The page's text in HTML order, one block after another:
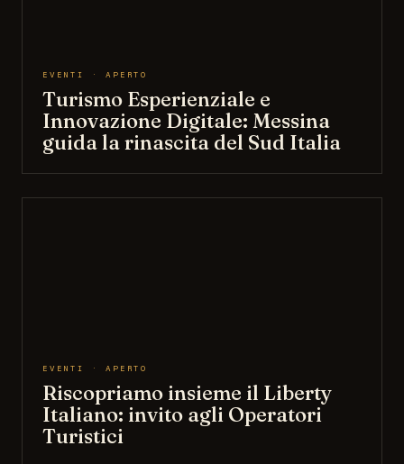
EVENTI · APERTO
Turismo Esperienziale e
Innovazione Digitale: Messina
guida la rinascita del Sud Italia
EVENTI · APERTO
Riscopriamo insieme il Liberty
Italiano: invito agli Operatori
Turistici